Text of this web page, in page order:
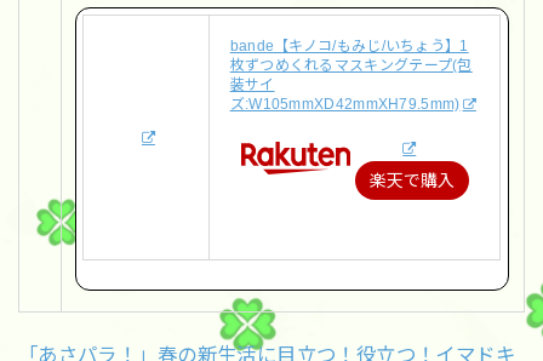
bande【キノコ/もみじ/いちょう】1
枚ずつめくれるマスキングテープ(包
装サイ
ズ:W105mmXD42mmXH79.5mm)
楽天で購入
「あさパラ！」春の新生活に目立つ！役立つ！イマドキ